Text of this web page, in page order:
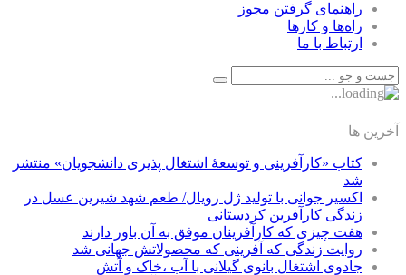
راهنمای گرفتن مجوز
راه‌ها و كارها
ارتباط با ما
آخرین ها
کتاب «کارآفرینی و توسعۀ اشتغال پذیری دانشجویان» منتشر
شد
اکسیر جوانی با تولید ژل رویال/ طعم شهد شیرین عسل‌ در
زندگی کارآفرین کردستانی
هفت چیزی که کارآفرینان موفق به آن باور دارند
روایت زندگی که آفرینی که محصولاتش جهانی شد
جادوی اشتغال بانوی گیلانی با آب ،خاک و آتش